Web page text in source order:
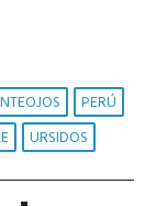
PERÚ
URSIDOS